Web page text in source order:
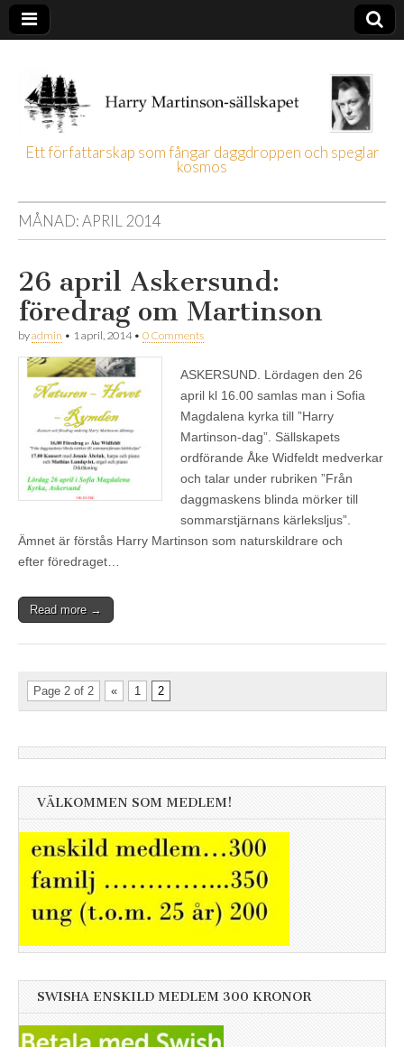
Harry
Martinson-
sällskapet
Ett författarskap som fångar daggdroppen och speglar
kosmos
MÅNAD:APRIL 2014
26 april Askersund:
föredrag om Martinson
byadmin • 1 april, 2014• 0 Comments
ASKERSUND. Lördagen den 26
april kl 16.00 samlas man i Sofia
Magdalena kyrka till ”Harry
Martinson-dag”. Sällskapets
ordförande Åke Widfeldt medverkar
och talar under rubriken ”Från
daggmaskens blinda mörker till
sommarstjärnans kärleksljus”.
Ämnet är förstås Harry Martinson som naturskildrare och
efter föredraget…
Read more →
Page 2 of 2 « 1 2
VÄLKOMMEN SOM MEDLEM!
SWISHA ENSKILD MEDLEM 300 KRONOR